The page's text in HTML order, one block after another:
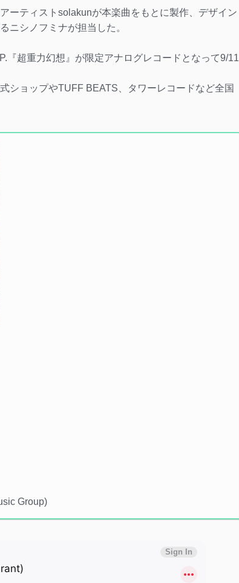
ーティストsolakunが本楽曲をもとに製作、デザイン
ニシノフミナが担当した。
『超重力幻想』が限定アナログレコードとなって9/11
ショップやTUFF BEATS、タワーレコードなど全国
Group)